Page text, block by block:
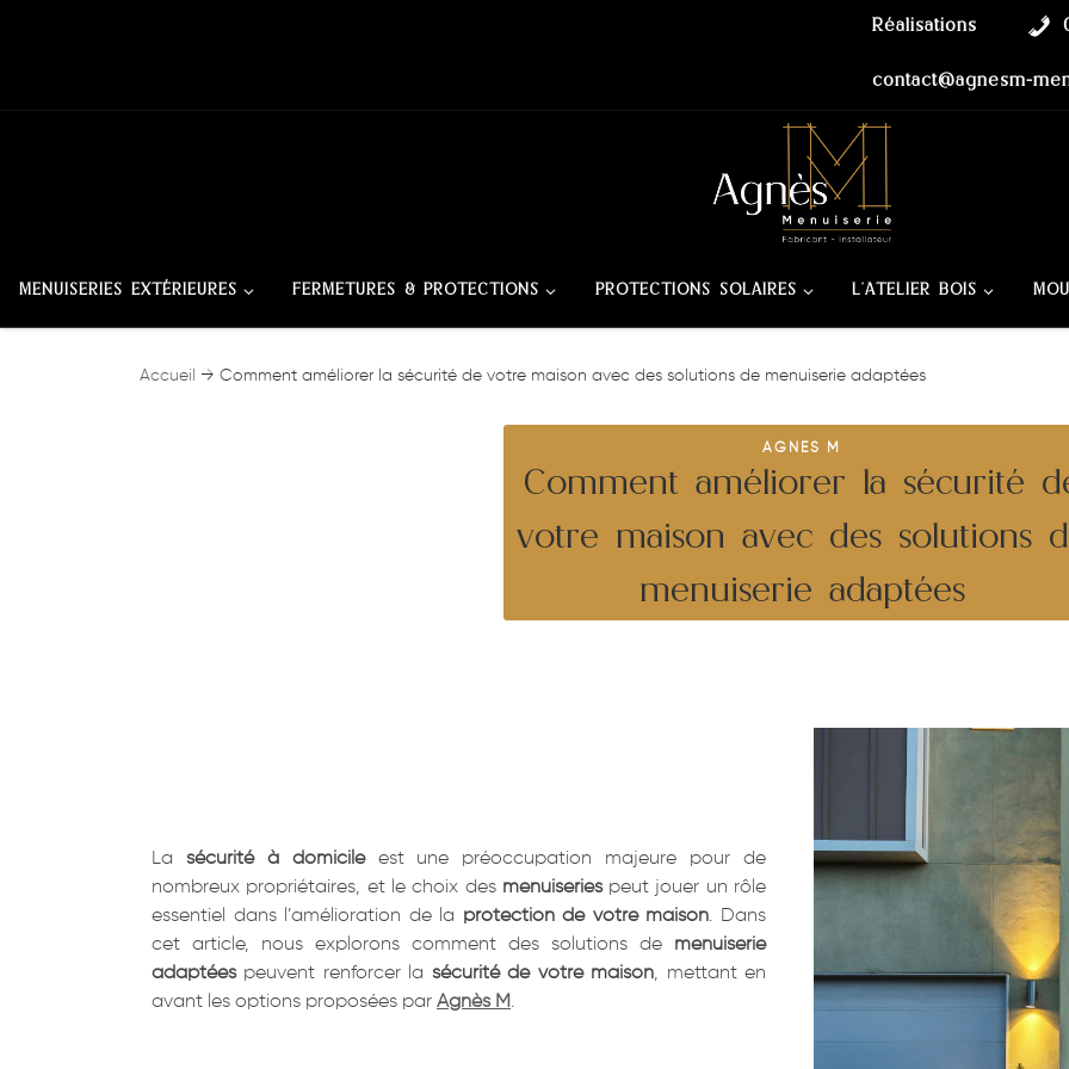
Réalisations
contact@agnesm-
MENUISERIES EXTÉRIEURES FERMETURES & PROTECTIONS PROTECTIONS SOLAIRES L’ATELIER BOIS
Accueil → Comment améliorer la sécurité de votre maison avec des solutions de menuiserie adaptées
AGNES M
Comment améliorer la sécurité
votre maison avec des solutions
menuiserie adaptées
La sécurité à domicileest une préoccupation majeure pour de
nombreux propriétaires, et le choix des menuiseriespeut jouer un rôle
essentiel dans l’amélioration de la protection de votre maison. Dans
cet article, nous explorons comment des solutions de menuiserie
adaptéespeuvent renforcer la sécurité de votre maison, mettant en
avant les options proposées par Agnès M.